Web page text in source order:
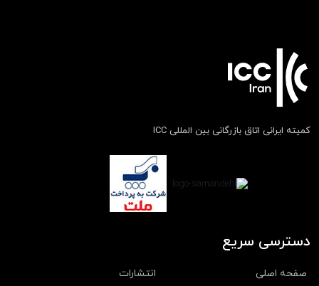
کمیته ایرانی اتاق بازرگانی بین المللی ICC
دسترسی سریع
صفحه اصلی
انتشارات